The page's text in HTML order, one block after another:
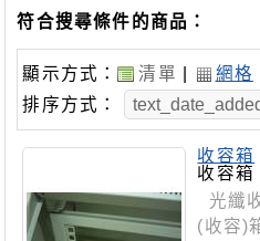
符合搜尋條件的商品：
顯示方式： 清單
網格
排序方式：
收容箱
收容箱
光纖
(收容)